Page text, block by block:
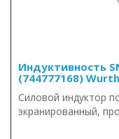
Индуктивность
(744777168)
Силовой индуктор
экранированный,